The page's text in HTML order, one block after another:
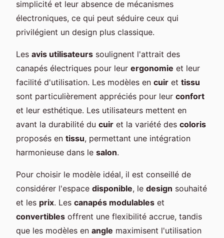
simplicité et leur absence de mécanismes
électroniques, ce qui peut séduire ceux qui
privilégient un design plus classique.
Les avis utilisateurs soulignent l'attrait des
canapés électriques pour leur ergonomie et leur
facilité d'utilisation. Les modèles en cuir et tissu
sont particulièrement appréciés pour leur confort
et leur esthétique. Les utilisateurs mettent en
avant la durabilité du cuir et la variété des coloris
proposés en tissu, permettant une intégration
harmonieuse dans le salon.
Pour choisir le modèle idéal, il est conseillé de
considérer l'espace disponible, le design souhaité
et les prix. Les canapés modulables et
convertibles offrent une flexibilité accrue, tandis
que les modèles en angle maximisent l'utilisation